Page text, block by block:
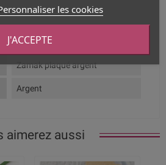
Zamak plaqué argent
Argent
aimerez aussi
les cookies
J'ACCEPTE